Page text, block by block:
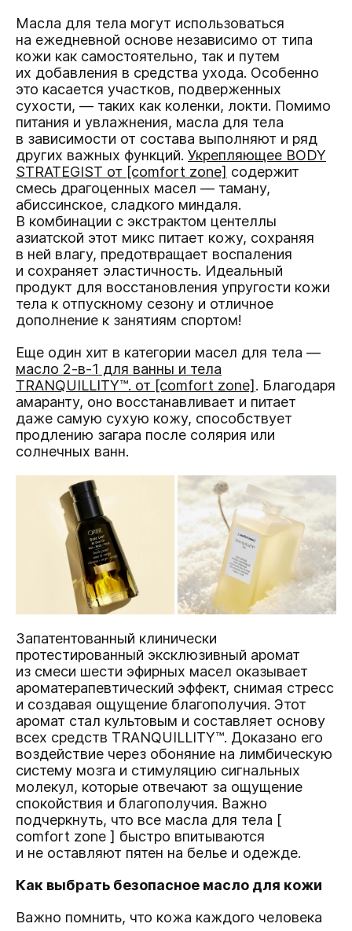
Масла для тела могут использоваться
на ежедневной основе независимо от типа
кожи как самостоятельно, так и путем
их добавления в средства ухода. Особенно
это касается участков, подверженных
сухости, — таких как коленки, локти. Помимо
питания и увлажнения, масла для тела
в зависимости от состава выполняют и ряд
других важных функций. Укрепляющее BODY
STRATEGIST от [comfort zone] содержит
смесь драгоценных масел — таману,
абиссинское, сладкого миндаля.
В комбинации с экстрактом центеллы
азиатской этот микс питает кожу, сохраняя
в ней влагу, предотвращает воспаления
и сохраняет эластичность. Идеальный
продукт для восстановления упругости кожи
тела к отпускному сезону и отличное
дополнение к занятиям спортом!
Еще один хит в категории масел для тела —
масло 2-в-1 для ванны и тела
TRANQUILLITY™. от [comfort zone]. Благодаря
амаранту, оно восстанавливает и питает
даже самую сухую кожу, способствует
продлению загара после солярия или
солнечных ванн.
Запатентованный клинически
протестированный эксклюзивный аромат
из смеси шести эфирных масел оказывает
ароматерапевтический эффект, снимая стресс
и создавая ощущение благополучия. Этот
аромат стал культовым и составляет основу
всех средств TRANQUILLITY™. Доказано его
воздействие через обоняние на лимбическую
систему мозга и стимуляцию сигнальных
молекул, которые отвечают за ощущение
спокойствия и благополучия. Важно
подчеркнуть, что все масла для тела [
comfort zone ] быстро впитываются
и не оставляют пятен на белье и одежде.
Как выбрать безопасное масло для кожи
Важно помнить, что кожа каждого человека